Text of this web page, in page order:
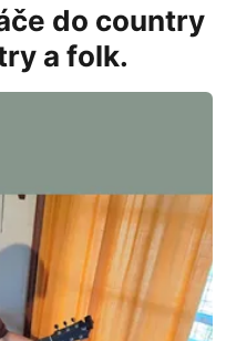
do country
a folk.